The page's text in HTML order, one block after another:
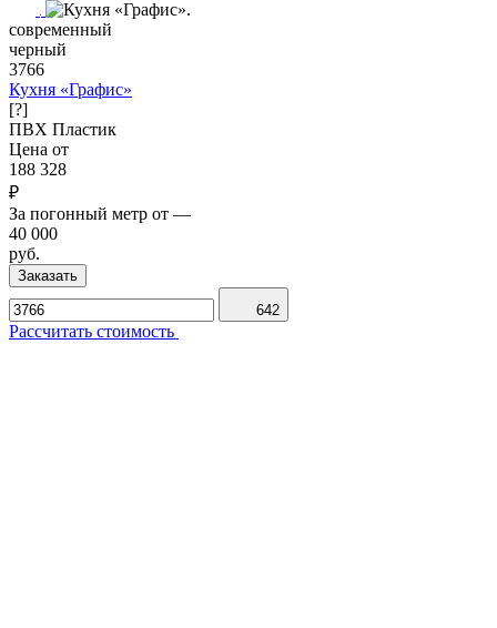
современный
черный
3766
Кухня «Графис»
[?]
ПВХ Пластик
Цена от
188 328
₽
За погонный метр от —
40 000
руб.
Заказать
642
Рассчитать стоимость